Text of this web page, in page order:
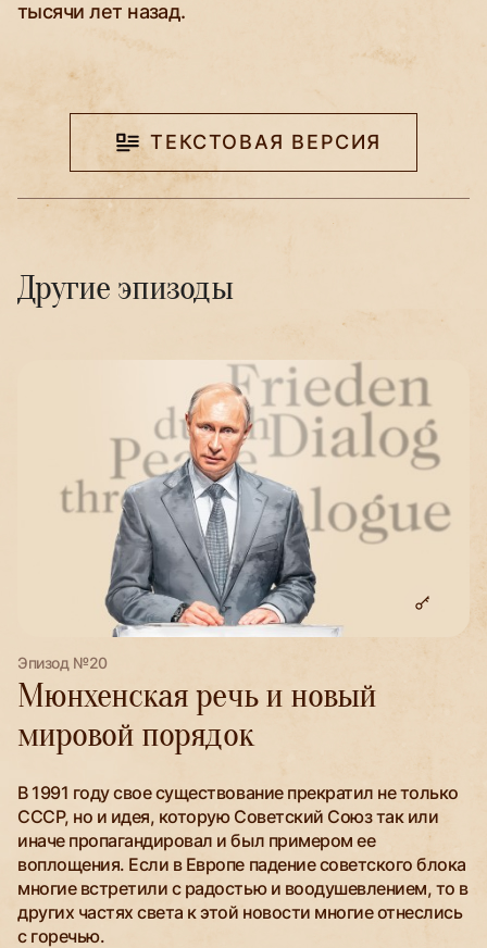
тысячи лет назад.
ТЕКСТОВАЯ ВЕРСИЯ
Другие эпизоды
Эпизод №20
Мюнхенская речь и новый
мировой порядок
В 1991 году свое существование прекратил не только
СССР, но и идея, которую Советский Союз так или
иначе пропагандировал и был примером ее
воплощения. Если в Европе падение советского блока
многие встретили с радостью и воодушевлением, то в
других частях света к этой новости многие отнеслись
с горечью.